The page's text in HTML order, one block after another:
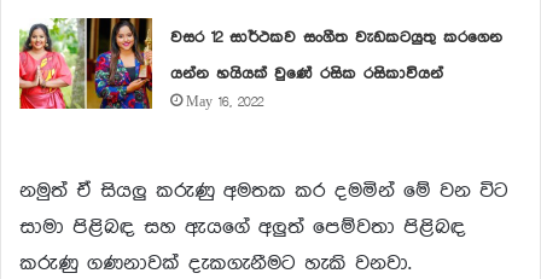
වසර 12 සාර්ථකව සංගීත වැඩකටයුතු කරගෙන
යන්න හයියක් වුණේ රසික රසිකාවියන්
May 16, 2022
නමුත් ඒ සියලු කරුණු අමතක කර දමමින් මේ වන විට
සාමා පිළිබඳ සහ ඇයගේ අලුත් පෙම්වතා පිළිබඳ
කරුණු ගණනාවක් දැකගැනීමට හැකි වනවා.